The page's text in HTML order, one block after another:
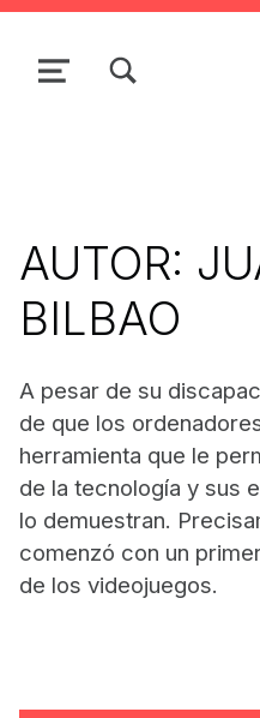
Skip to main navigation
Skip to main content
Skip to search form
Skip to footer
MENU
AUTOR:
BILBAO
A pesar de su
de que los
herramienta que le
de la tecnología y sus
lo demuestran.
comenzó con un
de los videojuegos.